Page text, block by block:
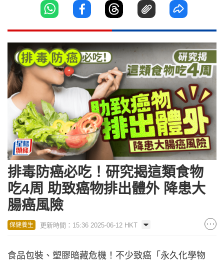
排毒防癌必吃！研究揭這類食物
吃4周 助致癌物排出體外 降患大
腸癌風險
保健養生 更新時間：15:36 2025-06-12 HKT
食品包裝、塑膠暗藏危機！不少致癌「永久化學物